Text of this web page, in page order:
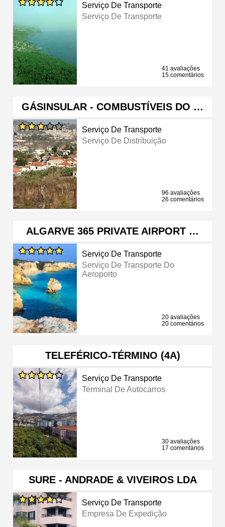
Serviço De Transporte
Serviço De Transporte
41 avaliações
15 comentários
GÁSINSULAR - COMBUSTÍVEIS DO …
Serviço De Transporte
Serviço De Distribuição
96 avaliações
26 comentários
ALGARVE 365 PRIVATE AIRPORT …
Serviço De Transporte
Serviço De Transporte Do
Aeroporto
20 avaliações
20 comentários
TELEFÉRICO-TÉRMINO (4A)
Serviço De Transporte
Terminal De Autocarros
30 avaliações
17 comentários
SURE - ANDRADE & VIVEIROS LDA
Serviço De Transporte
Empresa De Expedição